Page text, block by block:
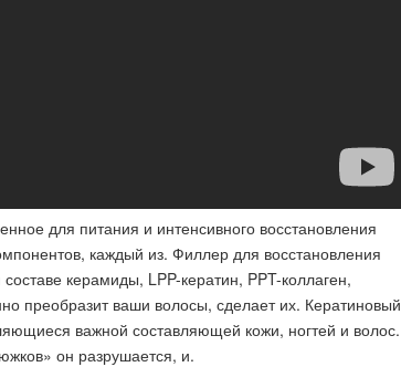
для питания и интенсивного восстановления
каждый из. Филлер для восстановления
керамиды, LPP-кератин, PPT-коллаген,
преобразит ваши волосы, сделает их. Кератиновый
важной составляющей кожи, ногтей и волос.
он разрушается, и.